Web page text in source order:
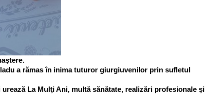
a rămas în inima tuturor giurgiuvenilor prin sufletul
La Mulţi Ani, multă sănătate, realizări profesionale şi